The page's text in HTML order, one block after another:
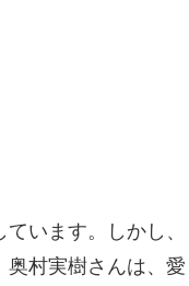
います。しかし、
奥村実樹さんは、愛